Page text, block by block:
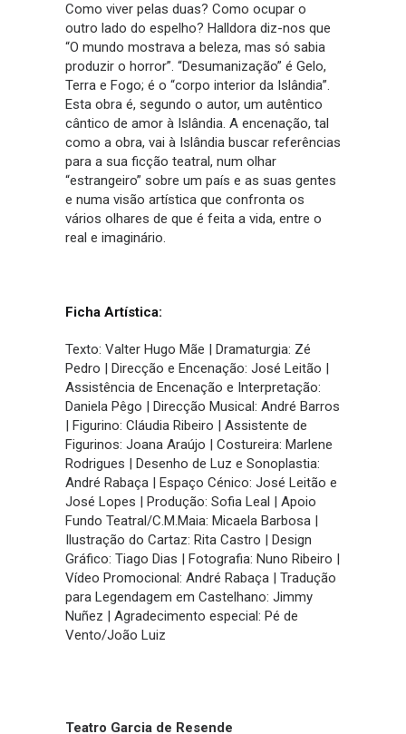
Como viver pelas duas? Como ocupar o
outro lado do espelho? Halldora diz-nos que
“O mundo mostrava a beleza, mas só sabia
produzir o horror”. “Desumanização” é Gelo,
Terra e Fogo; é o “corpo interior da Islândia”.
Esta obra é, segundo o autor, um autêntico
cântico de amor à Islândia. A encenação, tal
como a obra, vai à Islândia buscar referências
para a sua ficção teatral, num olhar
“estrangeiro” sobre um país e as suas gentes
e numa visão artística que confronta os
vários olhares de que é feita a vida, entre o
real e imaginário.
Ficha Artística:
Texto: Valter Hugo Mãe | Dramaturgia: Zé
Pedro | Direcção e Encenação: José Leitão |
Assistência de Encenação e Interpretação:
Daniela Pêgo | Direcção Musical: André Barros
| Figurino: Cláudia Ribeiro | Assistente de
Figurinos: Joana Araújo | Costureira: Marlene
Rodrigues | Desenho de Luz e Sonoplastia:
André Rabaça | Espaço Cénico: José Leitão e
José Lopes | Produção: Sofia Leal | Apoio
Fundo Teatral/C.M.Maia: Micaela Barbosa |
Ilustração do Cartaz: Rita Castro | Design
Gráfico: Tiago Dias | Fotografia: Nuno Ribeiro |
Vídeo Promocional: André Rabaça | Tradução
para Legendagem em Castelhano: Jimmy
Nuñez | Agradecimento especial: Pé de
Vento/João Luiz
Teatro Garcia de Resende